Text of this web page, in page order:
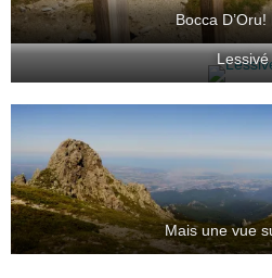
Bocca D’Oru!
Lessivé
Mais une vue